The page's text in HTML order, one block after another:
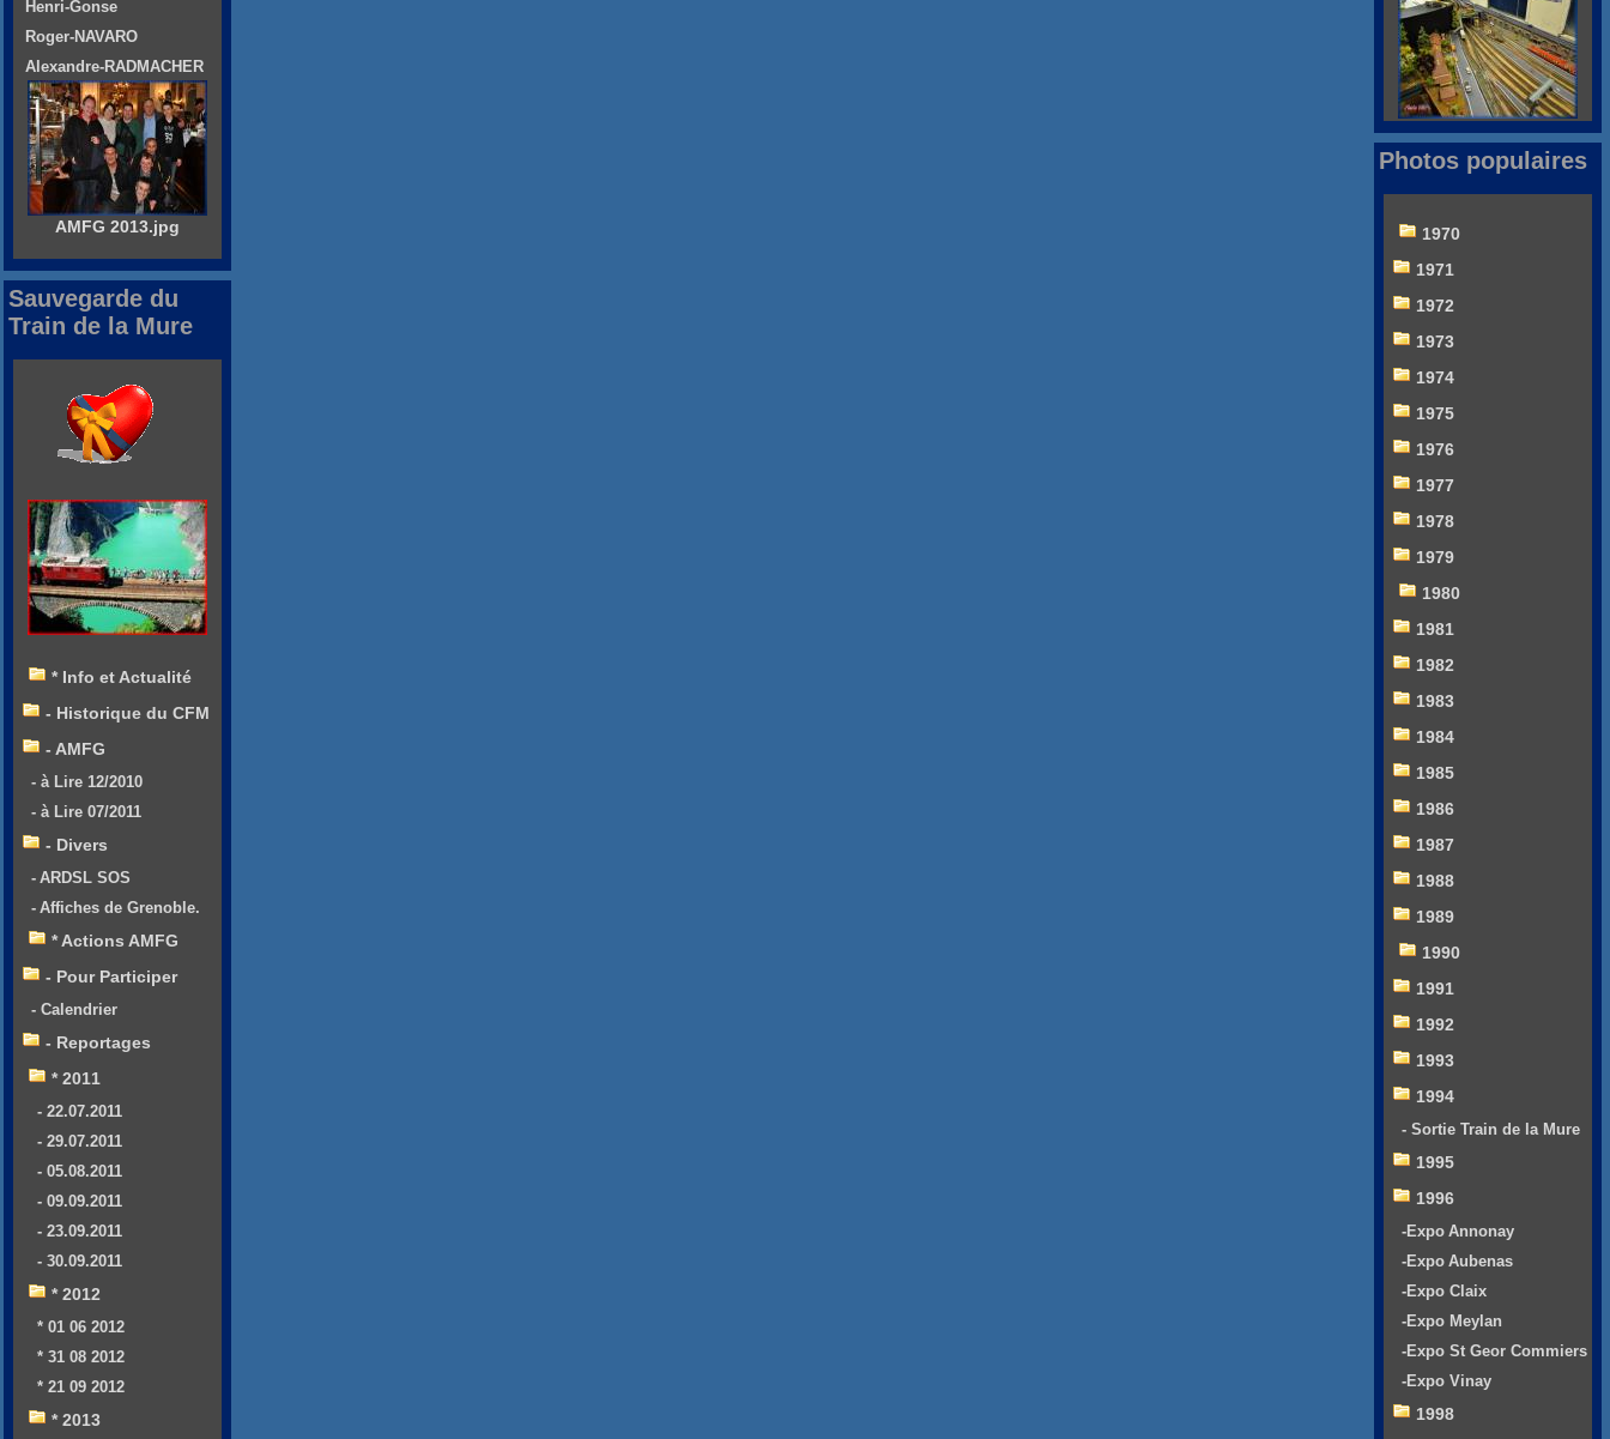
Henri-Gonse
Roger-NAVARO
Alexandre-RADMACHER
AMFG 2013.jpg
Sauvegarde du
Train de la Mure
* Info et Actualité
- Historique du CFM
- AMFG
- à Lire 12/2010
- à Lire 07/2011
- Divers
- ARDSL SOS
- Affiches de Grenoble.
* Actions AMFG
- Pour Participer
- Calendrier
- Reportages
* 2011
- 22.07.2011
- 29.07.2011
- 05.08.2011
- 09.09.2011
- 23.09.2011
- 30.09.2011
* 2012
* 01 06 2012
* 31 08 2012
* 21 09 2012
* 2013
Photos populaires
1970
1971
1972
1973
1974
1975
1976
1977
1978
1979
1980
1981
1982
1983
1984
1985
1986
1987
1988
1989
1990
1991
1992
1993
1994
- Sortie Train de la Mure
1995
1996
-Expo Annonay
-Expo Aubenas
-Expo Claix
-Expo Meylan
-Expo St Geor Commiers
-Expo Vinay
1998